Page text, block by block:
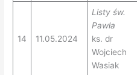
14 11.05.2024
Listy św.
Pawła
ks. dr
Wojciech
Wasiak